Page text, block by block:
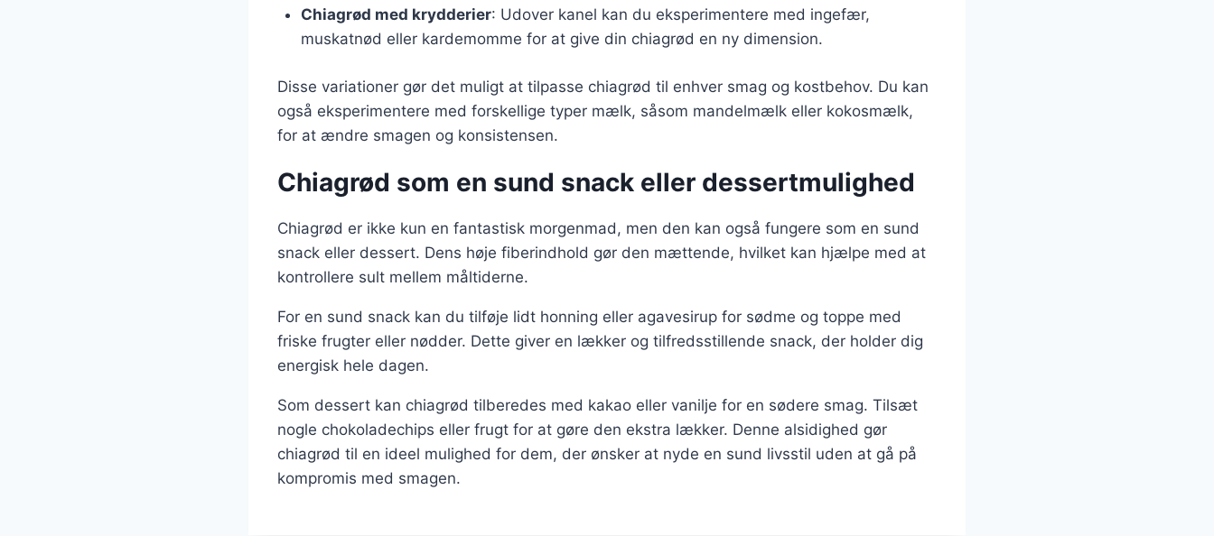
Chiagrød med krydderier: Udover kanel kan du eksperimentere med ingefær,
muskatnød eller kardemomme for at give din chiagrød en ny dimension.
Disse variationer gør det muligt at tilpasse chiagrød til enhver smag og kostbehov. Du kan
også eksperimentere med forskellige typer mælk, såsom mandelmælk eller kokosmælk,
for at ændre smagen og konsistensen.
Chiagrød som en sund snack eller dessertmulighed
Chiagrød er ikke kun en fantastisk morgenmad, men den kan også fungere som en sund
snack eller dessert. Dens høje fiberindhold gør den mættende, hvilket kan hjælpe med at
kontrollere sult mellem måltiderne.
For en sund snack kan du tilføje lidt honning eller agavesirup for sødme og toppe med
friske frugter eller nødder. Dette giver en lækker og tilfredsstillende snack, der holder dig
energisk hele dagen.
Som dessert kan chiagrød tilberedes med kakao eller vanilje for en sødere smag. Tilsæt
nogle chokoladechips eller frugt for at gøre den ekstra lækker. Denne alsidighed gør
chiagrød til en ideel mulighed for dem, der ønsker at nyde en sund livsstil uden at gå på
kompromis med smagen.